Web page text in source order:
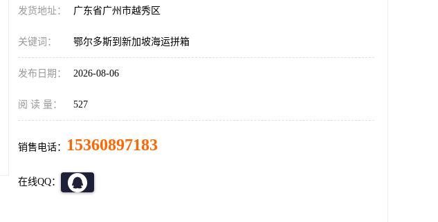
发货地址： 广东省广州市越秀区
关键词： 鄂尔多斯到新加坡海运拼箱
发布日期： 2026-08-06
阅 读 量： 527
销售电话： 15360897183
在线QQ：